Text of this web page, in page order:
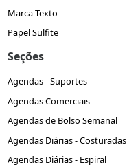
Marca Texto
Papel Sulfite
Seções
Agendas - Suportes
Agendas Comerciais
Agendas de Bolso Semanal
Agendas Diárias - Costuradas
Agendas Diárias - Espiral